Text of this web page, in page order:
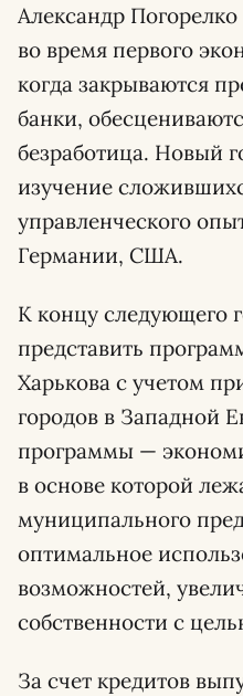
Александр
во время первого
когда закрываются
банки,
безработица. Новый
изучение
управленческого
Германии, США.
К концу следующего
представить
Харькова с учетом
городов в Западной
программы —
в основе которой
муниципального
оптимальное
возможностей,
собственности с
За счет кредитов